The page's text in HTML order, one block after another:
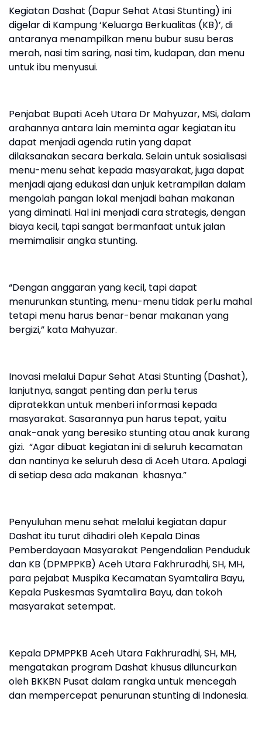
Kegiatan Dashat (Dapur Sehat Atasi Stunting) ini
digelar di Kampung ‘Keluarga Berkualitas (KB)’, di
antaranya menampilkan menu bubur susu beras
merah, nasi tim saring, nasi tim, kudapan, dan menu
untuk ibu menyusui.
Penjabat Bupati Aceh Utara Dr Mahyuzar, MSi, dalam
arahannya antara lain meminta agar kegiatan itu
dapat menjadi agenda rutin yang dapat
dilaksanakan secara berkala. Selain untuk sosialisasi
menu-menu sehat kepada masyarakat, juga dapat
menjadi ajang edukasi dan unjuk ketrampilan dalam
mengolah pangan lokal menjadi bahan makanan
yang diminati. Hal ini menjadi cara strategis, dengan
biaya kecil, tapi sangat bermanfaat untuk jalan
memimalisir angka stunting.
“Dengan anggaran yang kecil, tapi dapat
menurunkan stunting, menu-menu tidak perlu mahal
tetapi menu harus benar-benar makanan yang
bergizi,” kata Mahyuzar.
Inovasi melalui Dapur Sehat Atasi Stunting (Dashat),
lanjutnya, sangat penting dan perlu terus
dipratekkan untuk menberi informasi kepada
masyarakat. Sasarannya pun harus tepat, yaitu
anak-anak yang beresiko stunting atau anak kurang
gizi. “Agar dibuat kegiatan ini di seluruh kecamatan
dan nantinya ke seluruh desa di Aceh Utara. Apalagi
di setiap desa ada makanan khasnya.”
Penyuluhan menu sehat melalui kegiatan dapur
Dashat itu turut dihadiri oleh Kepala Dinas
Pemberdayaan Masyarakat Pengendalian Penduduk
dan KB (DPMPPKB) Aceh Utara Fakhruradhi, SH, MH,
para pejabat Muspika Kecamatan Syamtalira Bayu,
Kepala Puskesmas Syamtalira Bayu, dan tokoh
masyarakat setempat.
Kepala DPMPPKB Aceh Utara Fakhruradhi, SH, MH,
mengatakan program Dashat khusus diluncurkan
oleh BKKBN Pusat dalam rangka untuk mencegah
dan mempercepat penurunan stunting di Indonesia.